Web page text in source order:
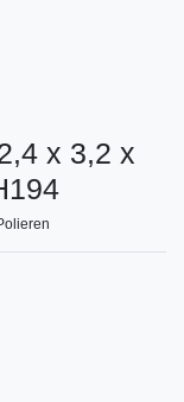
x 3,2 x